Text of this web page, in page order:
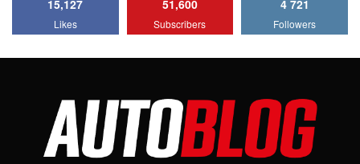
AutoBlog.MD
15:08
Noul Geely EX2 / Test Drive AutoBlog.MD
15:22
15,127
Likes
51,600
Subscribers
4 721
Followers